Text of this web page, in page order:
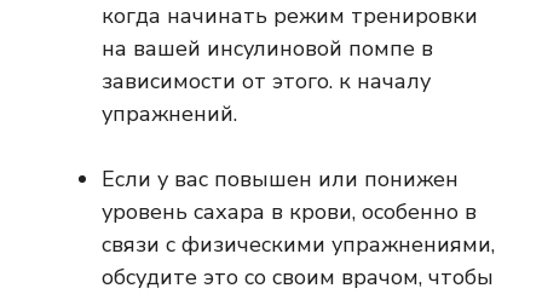
когда начинать режим тренировки
на вашей инсулиновой помпе в
зависимости от этого. к началу
упражнений.
Если у вас повышен или понижен
уровень сахара в крови, особенно в
связи с физическими упражнениями,
обсудите это со своим врачом, чтобы